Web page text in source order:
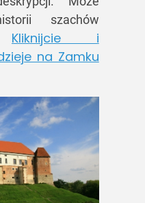
szachów
Kliknijcie i
na Zamku